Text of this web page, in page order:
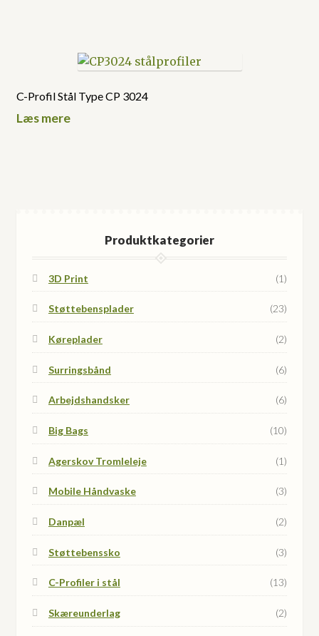
C-Profil Stål Type CP 3024
Læs mere
Produktkategorier
3D Print (1)
Støttebensplader (23)
Køreplader (2)
Surringsbånd (6)
Arbejdshandsker (6)
Big Bags (10)
Agerskov Tromleleje (1)
Mobile Håndvaske (3)
Danpæl (2)
Støttebenssko (3)
C-Profiler i stål (13)
Skæreunderlag (2)